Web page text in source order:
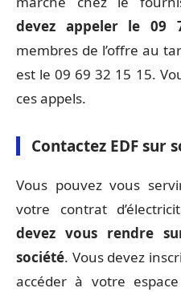
devez appeler le 09
membres de l’offre au
est le 09 69 32 15 15.
ces appels.
Contactez EDF sur
Vous pouvez vous
votre contrat
devez vous rendre
société. Vous devez
accéder à votre